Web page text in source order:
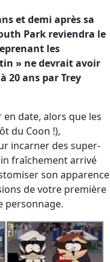
et demi après sa
Park reviendra le
les
» ne devrait avoir
20 ans par Trey
date, alors que les
du Coon !),
incarner des super-
fraîchement arrivé
son apparence
de votre première
personnage.